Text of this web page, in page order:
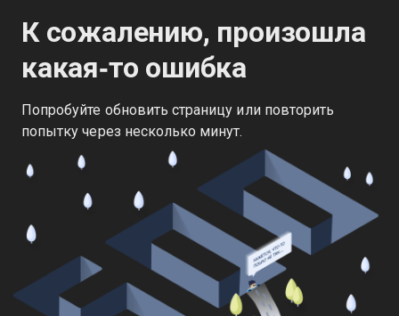
К сожалению, произошла
какая‑то ошибка
Попробуйте обновить страницу или повторить
попытку через несколько минут.